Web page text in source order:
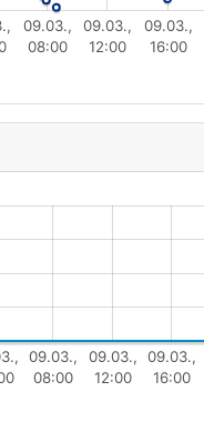
09.03.,
08:00
09.03.,
12:00
09.03.,
16:00
09.03.,
08:00
09.03.,
12:00
09.03.,
16:00